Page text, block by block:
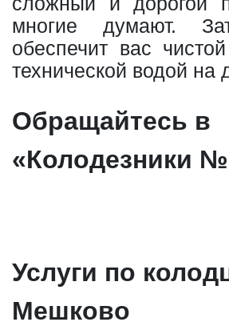
многие думают.
обеспечит вас
технической водой на
Обращайтесь в
«Колодезники
Услуги по
Мешково